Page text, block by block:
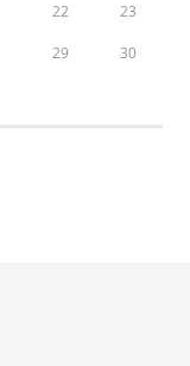
22 23
29 30